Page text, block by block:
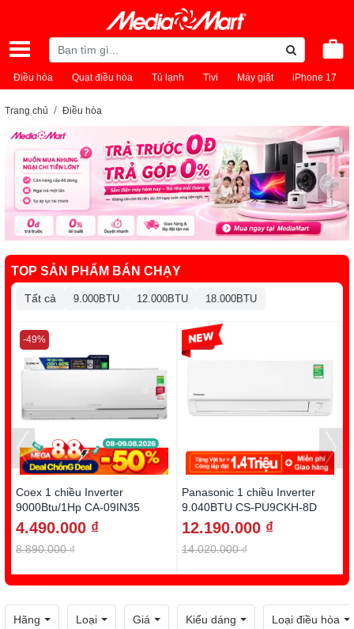
Điều hòa Quạt điều hòa Tủ lạnh Tivi Máy giặt iPhone 17
Trang chủ Điều hòa
TOP SẢN PHẨM BÁN CHẠY
Tất cả 9.000BTU 12.000BTU 18.000BTU
Coex 1 chiều Inverter
9000Btu/1Hp CA-09IN35
4.490.000 ₫
8.890.000 ₫
-49%
Panasonic 1 chiều Inverter
9.040BTU CS-PU9CKH-8D
12.190.000 ₫
14.020.000 ₫
-13%
Hãng Loại Giá Kiểu dáng Loại điều hòa